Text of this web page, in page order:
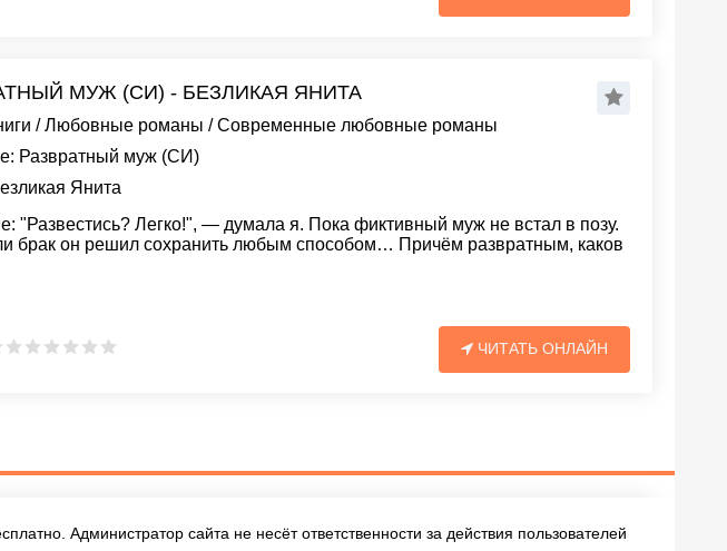
МУЖ (СИ) - БЕЗЛИКАЯ ЯНИТА
/Любовные романы /Современные любовные романы
Развратный муж (СИ)
Янита
"Развестись? Легко!", — думала я. Пока фиктивный муж не встал в позу.
брак он решил сохранить любым способом… Причём развратным, каков
ЧИТАТЬ ОНЛАЙН
Администратор сайта не несёт ответственности за действия пользователей